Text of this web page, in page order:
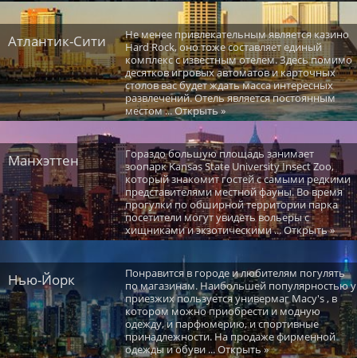
Атлантик-Сити
Не менее привлекательным является казино
Hard Rock, оно тоже составляет единый
комплекс с известным отелем. Здесь помимо
десятков игровых автоматов и карточных
столов вас будет ждать масса интересных
развлечений. Отель является постоянным
местом ... Открыть »
Манхэттен
Гораздо большую площадь занимает
зоопарк Kansas State University Insect Zoo,
который знакомит гостей с самыми редкими
представителями местной фауны. Во время
прогулки по обширной территории парка
посетители могут увидеть вольеры с
хищниками и экзотическими ... Открыть »
Нью-Йорк
Понравится в городе и любителям погулять
по магазинам. Наибольшей популярностью у
приезжих пользуется универмаг Macy's , в
котором можно приобрести и модную
одежду, и парфюмерию, и спортивные
принадлежности. На продаже фирменной
одежды и обуви ... Открыть »